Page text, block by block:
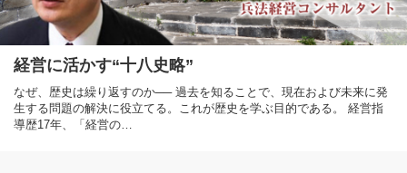
経営に活かす“十八史略”
なぜ、歴史は繰り返すのか── 過去を知ることで、現在および未来に発
生する問題の解決に役立てる。これが歴史を学ぶ目的である。 経営指
導歴17年、「経営の…